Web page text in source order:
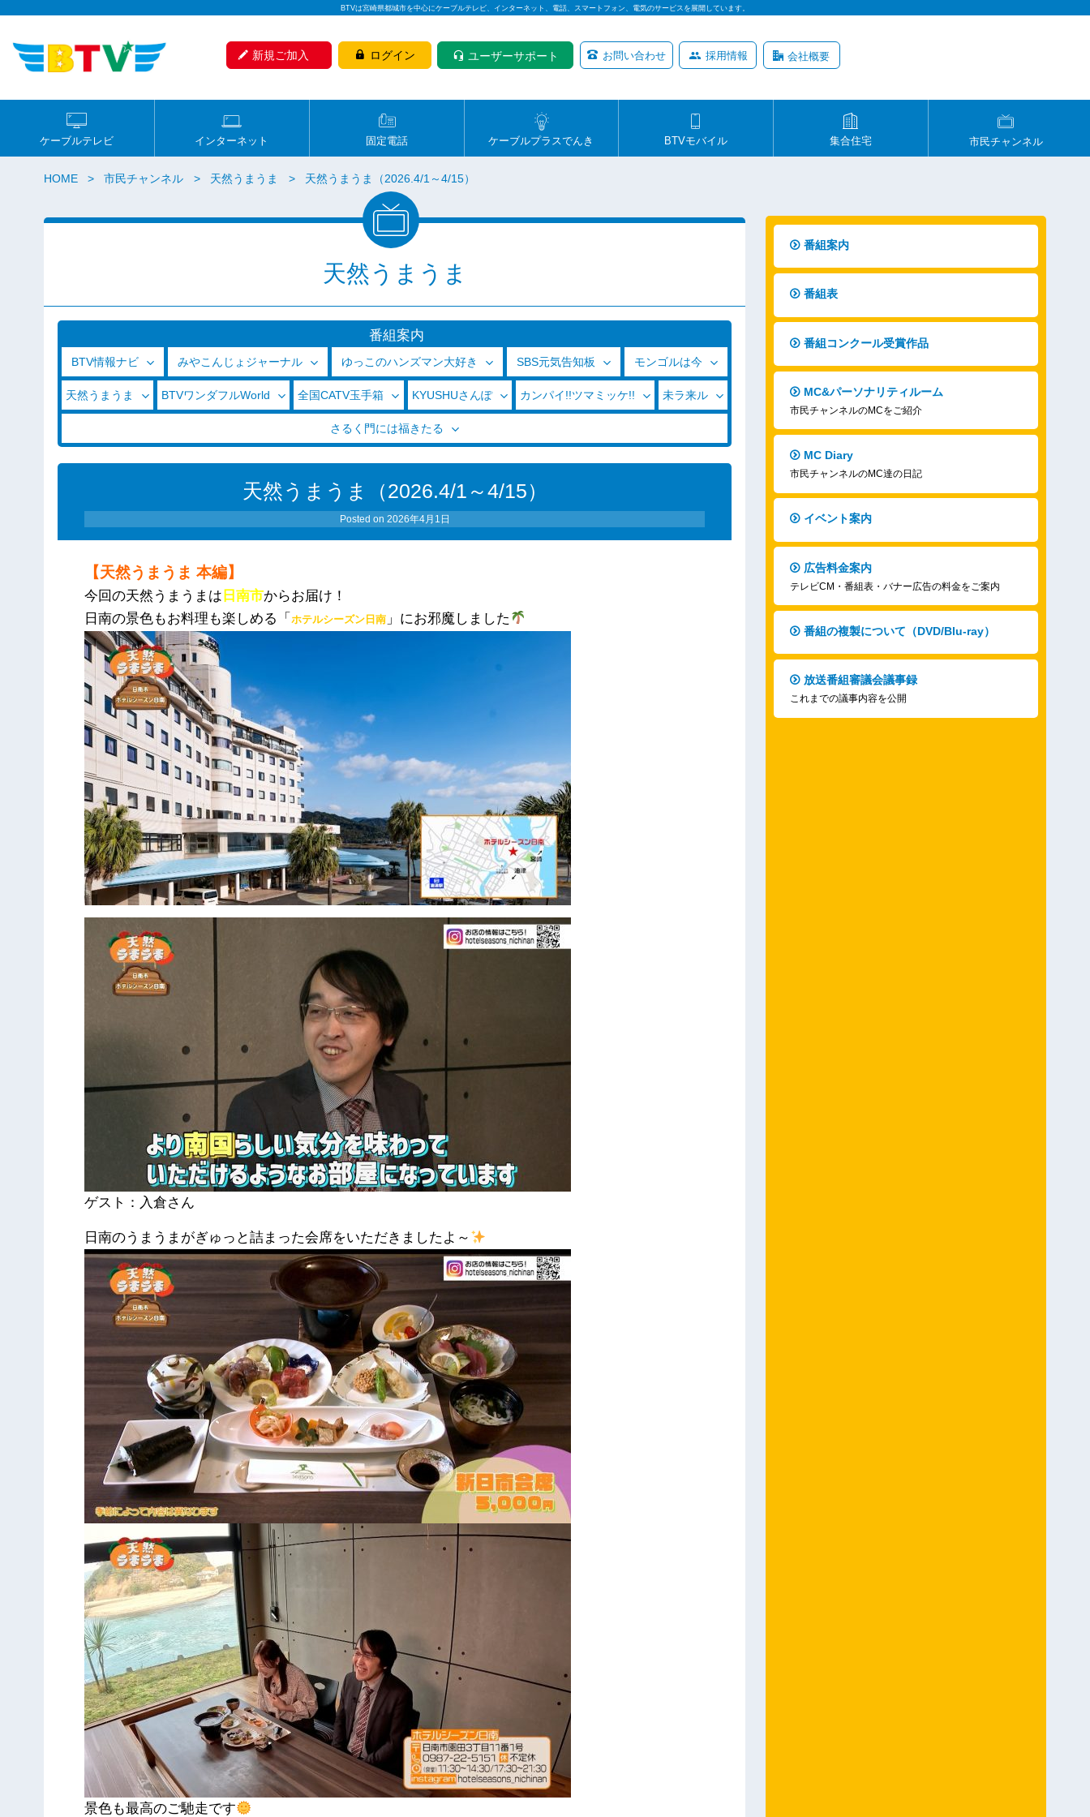
BTVは宮崎県都城市を中心にケーブルテレビ、インターネット、電話、スマートフォン、電気のサービスを展開しています。
新規ご加入 ログイン ユーザーサポート お問い合わせ 採用情報 会社概要
ケーブルテレビ インターネット 固定電話 ケーブルプラスでんき BTVモバイル 集合住宅 市民チャンネル
HOME 市民チャンネル 天然うまうま 天然うまうま（2026.4/1～4/15）
天然うまうま
番組案内
BTV情報ナビ みやこんじょジャーナル ゆっこのハンズマン大好き SBS元気告知板 モンゴルは今
天然うまうま BTVワンダフルWorld 全国CATV玉手箱 KYUSHUさんぽ カンパイ!!ツマミッケ!! 未ラ来ル
さるく門には福きたる
天然うまうま（2026.4/1～4/15）
Posted on 2026年4月1日
【天然うまうま 本編】
今回の天然うまうまは 日南市からお届け！
日南の景色もお料理も楽しめる「ホテルシーズン日南 」にお邪魔しました
ゲスト：入倉さん
日南のうまうまがぎゅっと詰まった会席をいただきましたよ～
景色も最高のご馳走です
番組案内
番組表
番組コンクール受賞作品
MC&パーソナリティルーム
市民チャンネルのMCをご紹介
MC Diary
市民チャンネルのMC達の日記
イベント案内
広告料金案内
テレビCM・番組表・バナー広告の料金をご案内
番組の複製について（DVD/Blu-ray）
放送番組審議会議事録
これまでの議事内容を公開